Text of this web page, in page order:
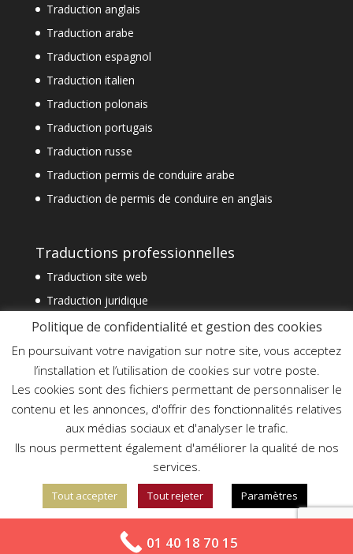
Traduction anglais
Traduction arabe
Traduction espagnol
Traduction italien
Traduction polonais
Traduction portugais
Traduction russe
Traduction permis de conduire arabe
Traduction de permis de conduire en anglais
Traductions professionnelles
Traduction site web
Traduction juridique
Traduction technique
Traduction spécialisée
Traduction financière
Traduction commerciale
Traduction document officiel
Traduction assermentée urgente
Création Elysée Digital - Copyright Agetrad©
Politique de confidentialité et gestion des cookies
En poursuivant votre navigation sur notre site, vous acceptez
l’installation et l’utilisation de cookies sur votre poste.
Les cookies sont des fichiers permettant de personnaliser le
contenu et les annonces, d'offrir des fonctionnalités relatives
aux médias sociaux et d'analyser le trafic.
Ils nous permettent également d'améliorer la qualité de nos
services.
Tout accepter Tout rejeter Paramètres
En savoir plus sur notre politique de confidentialité
01 40 18 70 15